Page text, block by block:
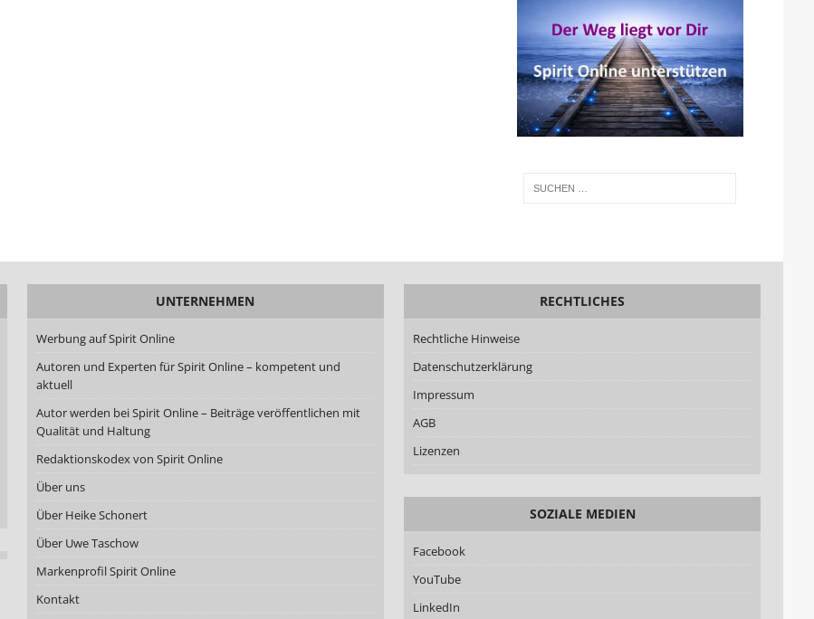
UNTERNEHMEN
Werbung auf Spirit Online
Autoren und Experten für Spirit Online – kompetent und
aktuell
Autor werden bei Spirit Online – Beiträge veröffentlichen mit
Qualität und Haltung
Redaktionskodex von Spirit Online
Über uns
Über Heike Schonert
Über Uwe Taschow
Markenprofil Spirit Online
Kontakt
RECHTLICHES
Rechtliche Hinweise
Datenschutzerklärung
Impressum
AGB
Lizenzen
SOZIALE MEDIEN
Facebook
YouTube
LinkedIn